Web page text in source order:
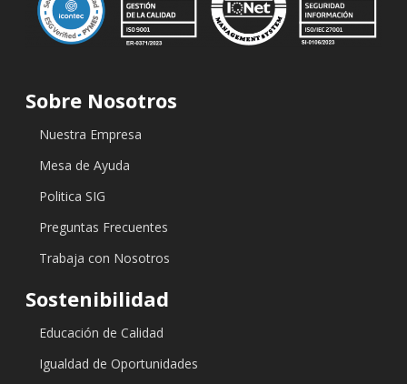
Sobre Nosotros
Nuestra Empresa
Mesa de Ayuda
Politica SIG
Preguntas Frecuentes
Trabaja con Nosotros
Sostenibilidad
Educación de Calidad
Igualdad de Oportunidades